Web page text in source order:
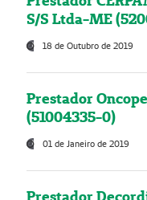
S/S Ltda-ME
18 de Outubro de 2019
Prestador
(51004335-0)
01 de Janeiro de 2019
Prestador